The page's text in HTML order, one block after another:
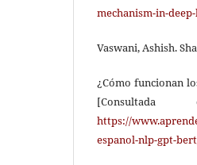
mechanism-in-
Vaswani, Ashish.
¿Cómo funcionan
https://
espanol-nlp-gpt-